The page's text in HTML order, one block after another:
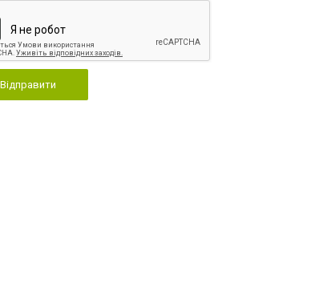
Відправити